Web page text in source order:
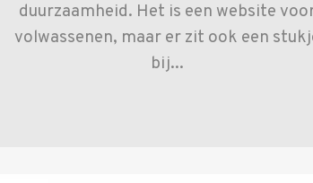
duurzaamheid. Het is een website
volwassenen, maar er zit ook een
bij...